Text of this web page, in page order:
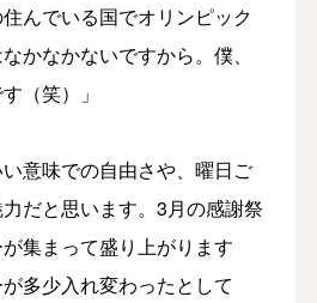
んでいる国でオリンピック
かなかないですから。僕、
（笑）」
意味での自由さや、曜日ご
だと思います。3月の感謝祭
集まって盛り上がります
多少入れ変わったとして